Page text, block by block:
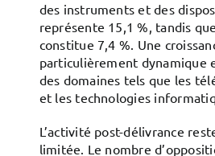
des instruments et des
représente 15,1 %, tandis
constitue 7,4 %. Une
particulièrement dynamique
des domaines tels que les
et les technologies
L’activité post-délivrance
limitée. Le nombre